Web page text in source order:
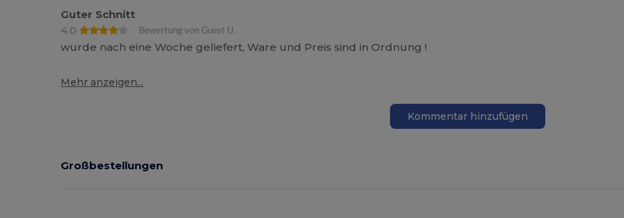
Guter Schnitt
4.0
Bewertung von Guest U.
wurde nach eine Woche geliefert, Ware und Preis sind in Ordnung !
Mehr anzeigen...
Kommentar hinzufügen
Großbestellungen